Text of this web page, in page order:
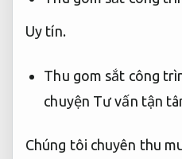
Uy tín.
Thu gom sắt công
chuyện Tư vấn tận
Chúng tôi chuyên thu